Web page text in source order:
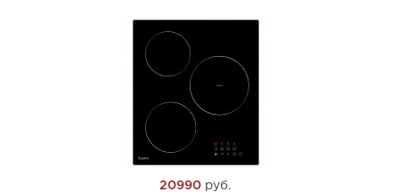
20990 руб.